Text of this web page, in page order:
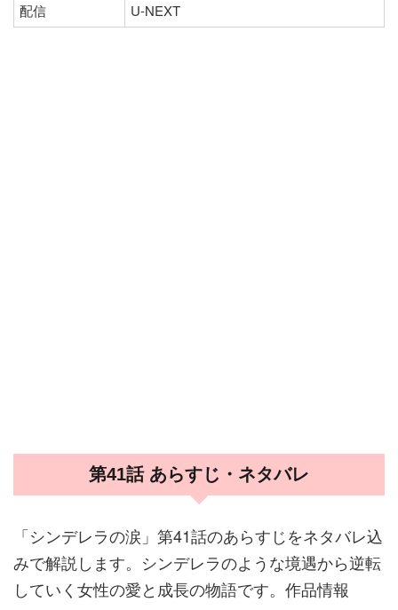
配信
U-NEXT
第41話 あらすじ・ネタバレ
「シンデレラの涙」第41話のあらすじをネタバレ込
みで解説します。シンデレラのような境遇から逆転
していく女性の愛と成長の物語です。作品情報